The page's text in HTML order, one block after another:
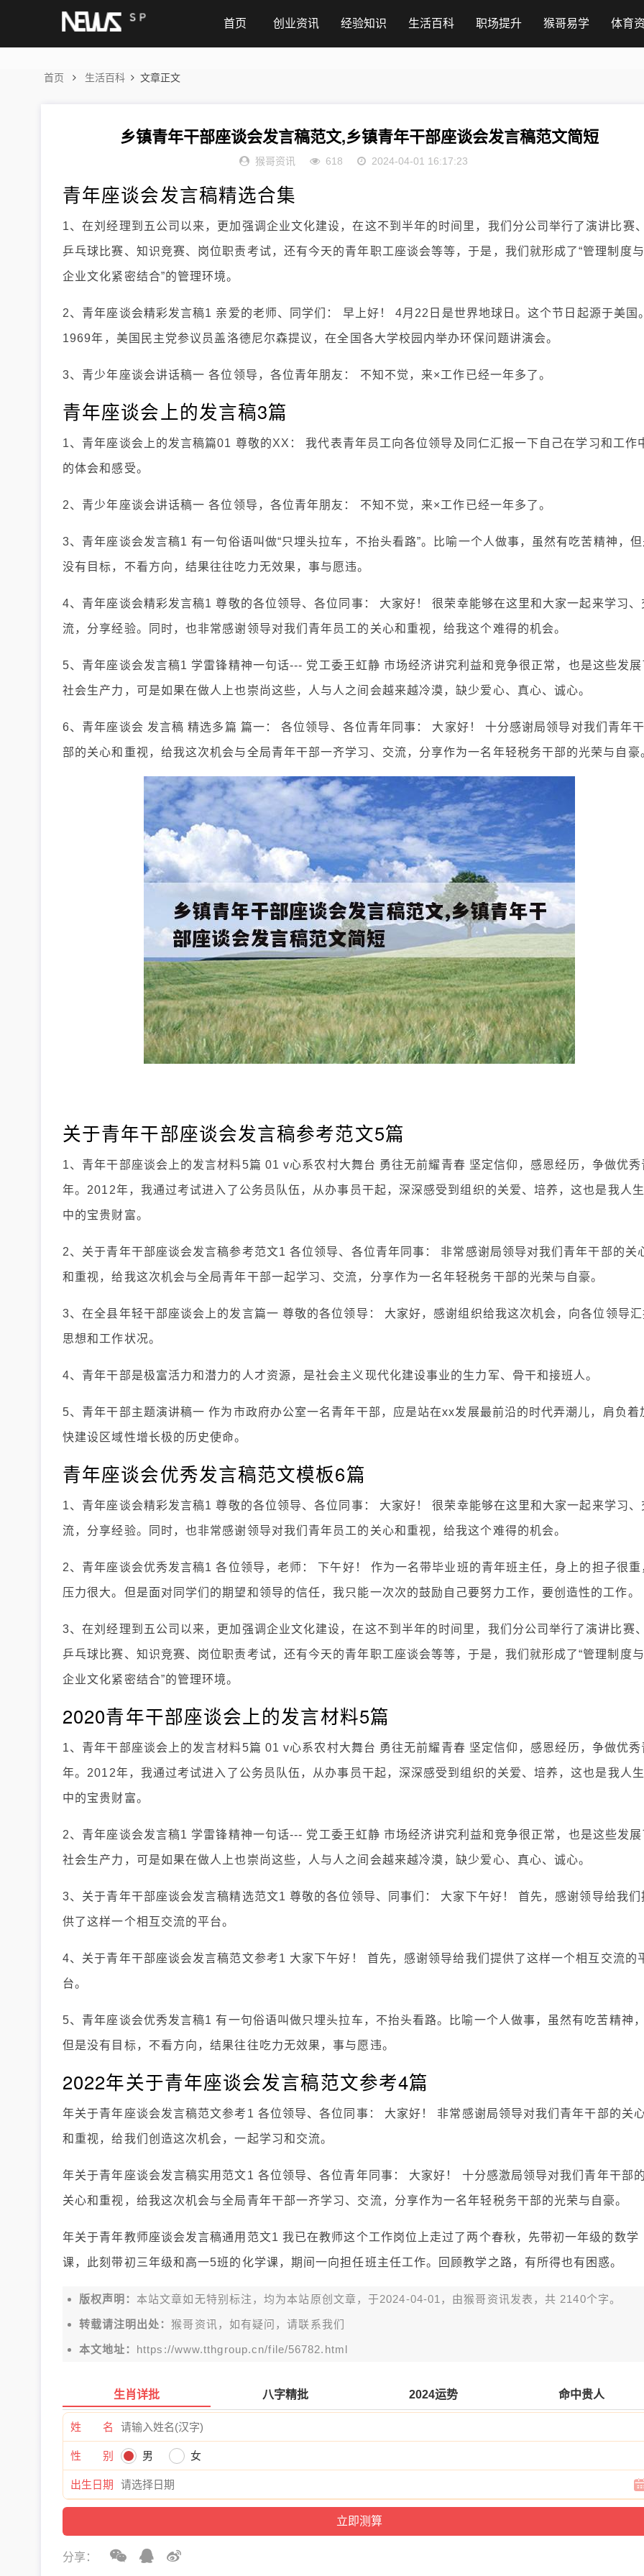
首页 创业资讯 经验知识 生活百科 职场提升 猴哥易学 体育
首页 生活百科 文章正文
乡镇青年干部座谈会发言稿范文,乡镇青年干部座谈会发言稿范文简短
猴哥资讯 618 2024-04-01 16:17:23
青年座谈会发言稿精选合集
1、在刘经理到五公司以来，更加强调企业文化建设，在这不到半年的时间里，我们分公司举行了演讲比赛、
乒乓球比赛、知识竞赛、岗位职责考试，还有今天的青年职工座谈会等等，于是，我们就形成了“管理制度与
企业文化紧密结合”的管理环境。
2、青年座谈会精彩发言稿1 亲爱的老师、同学们： 早上好！ 4月22日是世界地球日。这个节日起源于美国。
1969年，美国民主党参议员盖洛德尼尔森提议，在全国各大学校园内举办环保问题讲演会。
3、青少年座谈会讲话稿一 各位领导，各位青年朋友： 不知不觉，来×工作已经一年多了。
青年座谈会上的发言稿3篇
1、青年座谈会上的发言稿篇01 尊敬的XX： 我代表青年员工向各位领导及同仁汇报一下自己在学习和工作
的体会和感受。
2、青少年座谈会讲话稿一 各位领导，各位青年朋友： 不知不觉，来×工作已经一年多了。
3、青年座谈会发言稿1 有一句俗语叫做“只埋头拉车，不抬头看路”。比喻一个人做事，虽然有吃苦精神，但
没有目标，不看方向，结果往往吃力无效果，事与愿违。
4、青年座谈会精彩发言稿1 尊敬的各位领导、各位同事： 大家好！ 很荣幸能够在这里和大家一起来学习、
流，分享经验。同时，也非常感谢领导对我们青年员工的关心和重视，给我这个难得的机会。
5、青年座谈会发言稿1 学雷锋精神一句话--- 党工委王虹静 市场经济讲究利益和竞争很正常，也是这些发展
社会生产力，可是如果在做人上也崇尚这些，人与人之间会越来越冷漠，缺少爱心、真心、诚心。
6、青年座谈会 发言稿 精选多篇 篇一： 各位领导、各位青年同事： 大家好！ 十分感谢局领导对我们青年干
部的关心和重视，给我这次机会与全局青年干部一齐学习、交流，分享作为一名年轻税务干部的光荣与自豪
关于青年干部座谈会发言稿参考范文5篇
1、青年干部座谈会上的发言材料5篇 01 v心系农村大舞台 勇往无前耀青春 坚定信仰，感恩经历，争做优秀
年。2012年，我通过考试进入了公务员队伍，从办事员干起，深深感受到组织的关爱、培养，这也是我人生
中的宝贵财富。
2、关于青年干部座谈会发言稿参考范文1 各位领导、各位青年同事： 非常感谢局领导对我们青年干部的关
和重视，给我这次机会与全局青年干部一起学习、交流，分享作为一名年轻税务干部的光荣与自豪。
3、在全县年轻干部座谈会上的发言篇一 尊敬的各位领导： 大家好，感谢组织给我这次机会，向各位领导汇
思想和工作状况。
4、青年干部是极富活力和潜力的人才资源，是社会主义现代化建设事业的生力军、骨干和接班人。
5、青年干部主题演讲稿一 作为市政府办公室一名青年干部，应是站在xx发展最前沿的时代弄潮儿，肩负着
快建设区域性增长极的历史使命。
青年座谈会优秀发言稿范文模板6篇
1、青年座谈会精彩发言稿1 尊敬的各位领导、各位同事： 大家好！ 很荣幸能够在这里和大家一起来学习、
流，分享经验。同时，也非常感谢领导对我们青年员工的关心和重视，给我这个难得的机会。
2、青年座谈会优秀发言稿1 各位领导，老师： 下午好！ 作为一名带毕业班的青年班主任，身上的担子很重
压力很大。但是面对同学们的期望和领导的信任，我只能一次次的鼓励自己要努力工作，要创造性的工作。
3、在刘经理到五公司以来，更加强调企业文化建设，在这不到半年的时间里，我们分公司举行了演讲比赛、
乒乓球比赛、知识竞赛、岗位职责考试，还有今天的青年职工座谈会等等，于是，我们就形成了“管理制度与
企业文化紧密结合”的管理环境。
2020青年干部座谈会上的发言材料5篇
1、青年干部座谈会上的发言材料5篇 01 v心系农村大舞台 勇往无前耀青春 坚定信仰，感恩经历，争做优秀
年。2012年，我通过考试进入了公务员队伍，从办事员干起，深深感受到组织的关爱、培养，这也是我人生
中的宝贵财富。
2、青年座谈会发言稿1 学雷锋精神一句话--- 党工委王虹静 市场经济讲究利益和竞争很正常，也是这些发展
社会生产力，可是如果在做人上也崇尚这些，人与人之间会越来越冷漠，缺少爱心、真心、诚心。
3、关于青年干部座谈会发言稿精选范文1 尊敬的各位领导、同事们： 大家下午好！ 首先，感谢领导给我们
供了这样一个相互交流的平台。
4、关于青年干部座谈会发言稿范文参考1 大家下午好！ 首先，感谢领导给我们提供了这样一个相互交流的
台。
5、青年座谈会优秀发言稿1 有一句俗语叫做只埋头拉车，不抬头看路。比喻一个人做事，虽然有吃苦精神，
但是没有目标，不看方向，结果往往吃力无效果，事与愿违。
2022年关于青年座谈会发言稿范文参考4篇
年关于青年座谈会发言稿范文参考1 各位领导、各位同事： 大家好！ 非常感谢局领导对我们青年干部的关
和重视，给我们创造这次机会，一起学习和交流。
年关于青年座谈会发言稿实用范文1 各位领导、各位青年同事： 大家好！ 十分感激局领导对我们青年干部的
关心和重视，给我这次机会与全局青年干部一齐学习、交流，分享作为一名年轻税务干部的光荣与自豪。
年关于青年教师座谈会发言稿通用范文1 我已在教师这个工作岗位上走过了两个春秋，先带初一年级的数学
课，此刻带初三年级和高一5班的化学课，期间一向担任班主任工作。回顾教学之路，有所得也有困惑。
版权声明： 本站文章如无特别标注，均为本站原创文章，于2024-04-01，由猴哥资讯 发表，共 2140个字。
转载请注明出处：猴哥资讯，如有疑问，请联系我们
本文地址： https://www.tthgroup.cn/file/56782.html
生肖详批 八字精批 2024运势 命中贵人
姓 名
性 别 男 女
出生日期
分享：